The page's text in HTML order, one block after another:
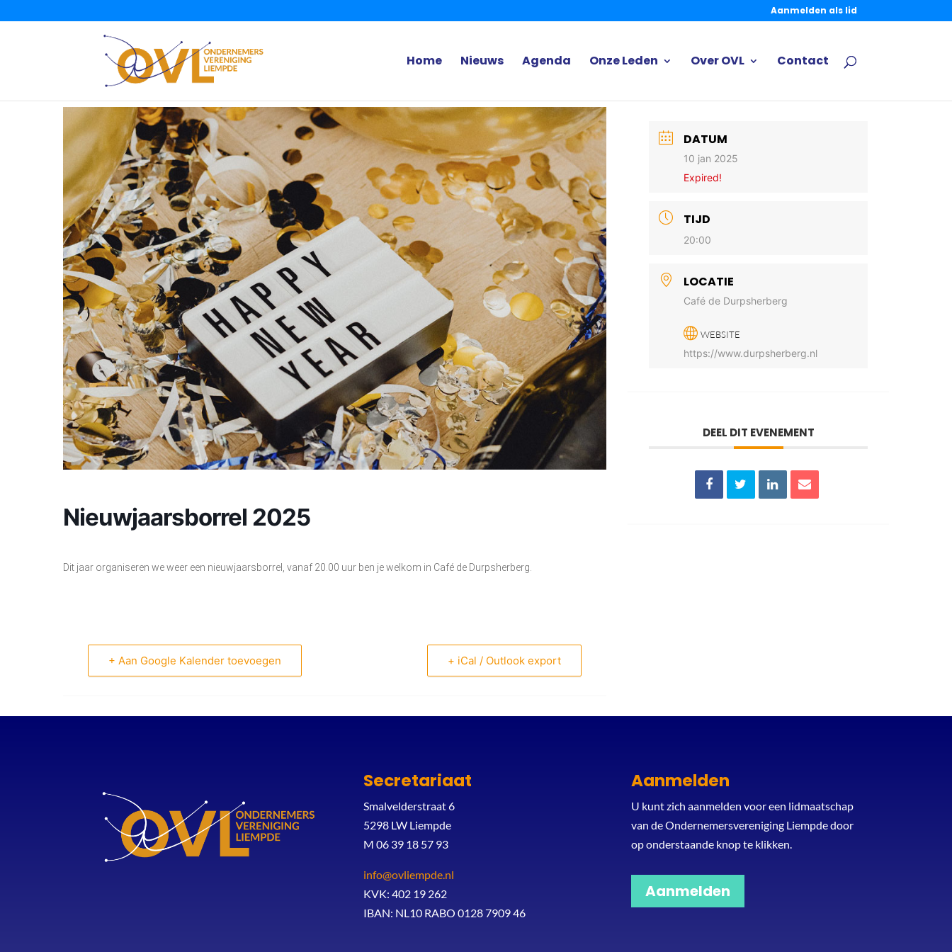
Aanmelden als lid
Home Nieuws Agenda Onze Leden Over OVL Contact
Nieuwjaarsborrel 2025
Dit jaar organiseren we weer een nieuwjaarsborrel, vanaf 20.00 uur ben je welkom in Café de Durpsherberg.
+ Aan Google Kalender toevoegen + iCal / Outlook export
DATUM
10 jan 2025
Expired!
TIJD
20:00
LOCATIE
Café de Durpsherberg
WEBSITE
https://www.durpsherberg.nl
DEEL DIT EVENEMENT
Secretariaat
Smalvelderstraat 6
5298 LW Liempde
M 06 39 18 57 93
info@ovliempde.nl
KVK: 402 19 262
IBAN: NL10 RABO 0128 7909 46
Aanmelden
U kunt zich aanmelden voor een lidmaatschap
van de Ondernemersvereniging Liempde door
op onderstaande knop te klikken.
Aanmelden